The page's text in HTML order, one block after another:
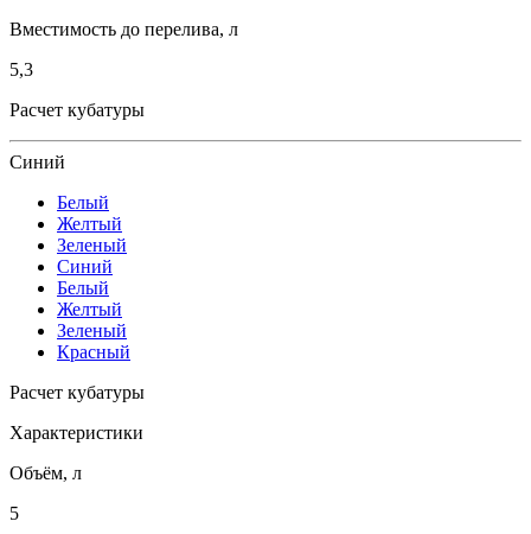
Вместимость до перелива, л
5,3
Расчет кубатуры
Синий
Белый
Желтый
Зеленый
Синий
Белый
Желтый
Зеленый
Красный
Расчет кубатуры
Характеристики
Объём, л
5